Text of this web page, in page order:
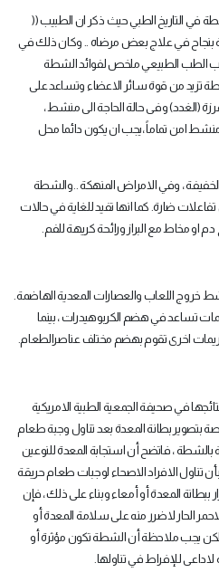
في التاريخ الطبي حيث ذكر ان الطبيب ((
في علاج بعض مرضاه .. وكان ذلك في
الطب الطبيعي ملخص لفوائد الشطة
تزيد من قوة سائر الاعضاء وتساعد على
(الغدد) وفى حالة الحاجة الى منشط ،
تماماً ،يجب ان يكون دائما محل
، وفي الامراض المنهكة ..والشطة
ضارة. كما انها تفيد للغاية في حالات
او مخاط مع البراز ورائحة كريهة للفم
خروج اللعاب والعصارات المعدية الهاضمة.
تساعد في هضم الكربوهيدرات ، بينما
اخرى تقوم بهضم مختلف عناصرالطعام.
في صحيفة الجمعية الطبية الامريكية
بتصوير بطانة المعدة بعد تناول وجبة طعام
بالشطة ، فاتضح أن استجابة المعدة للنوعين
تناول الافراد الاصحاء لوجبات طعام حريقة
المعدة أو أمعاء وبناء على ذلك ، فإن
الحار لاضرر منه على سلامة المعدة أو
يجب ملاحظة أن الشطة تكون مؤثرة أو
لـلإفراط في تناولها.